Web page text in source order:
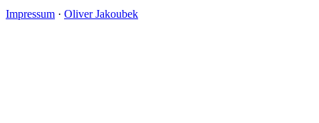
Impressum · Oliver Jakoubek